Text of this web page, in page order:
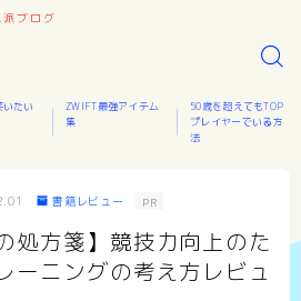
ブログ
たい
ZWIFT最強アイテム
集
50歳を超えてもTOP
プレイヤーでいる方
法
書籍レビュー PR
処方箋】競技力向上のた
ーニングの考え方レビュ